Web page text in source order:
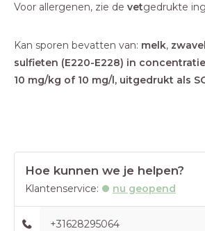
Voor allergenen, zie de vetgedrukte
Kan sporen bevatten van: melk,
sulfieten (E220-E228) in
10 mg/kg of 10 mg/l, uitgedrukt als
Hoe kunnen we je helpen?
Klantenservice: nu geopend
+31628295064